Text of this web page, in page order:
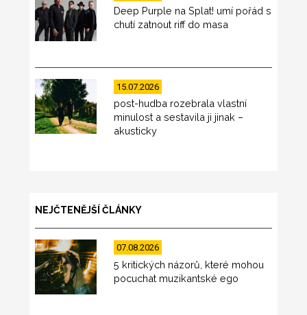
Deep Purple na Splat! umí pořád s
chutí zatnout riff do masa
15.07.2026
post-hudba rozebrala vlastní
minulost a sestavila ji jinak –
akusticky
NEJČTENĚJŠÍ ČLÁNKY
07.08.2026
5 kritických názorů, které mohou
pocuchat muzikantské ego